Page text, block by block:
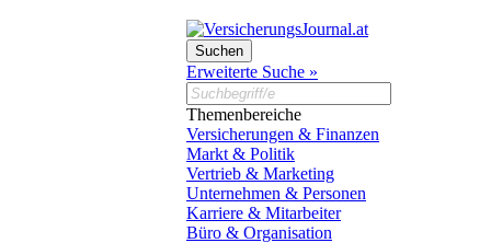
Erweiterte Suche »
Themenbereiche
Versicherungen & Finanzen
Markt & Politik
Vertrieb & Marketing
Unternehmen & Personen
Karriere & Mitarbeiter
Büro & Organisation